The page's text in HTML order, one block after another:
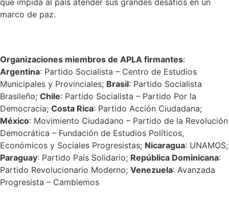
que impida al país atender sus grandes desafíos en un
marco de paz.
Organizaciones miembros de APLA firmantes:
Argentina: Partido Socialista – Centro de Estudios
Municipales y Provinciales; Brasil: Partido Socialista
Brasileño; Chile: Partido Socialista – Partido Por la
Democracia; Costa Rica: Partido Acción Ciudadana;
México: Movimiento Ciudadano – Partido de la Revolución
Democrática – Fundación de Estudios Políticos,
Económicos y Sociales Progresistas; Nicaragua: UNAMOS;
Paraguay: Partido País Solidario; República Dominicana:
Partido Revolucionario Moderno; Venezuela: Avanzada
Progresista – Cambiemos